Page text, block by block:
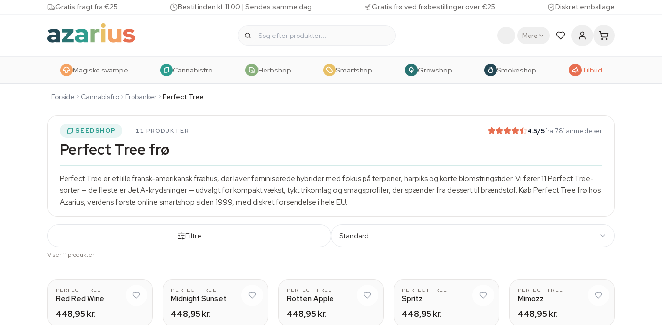
Skip to content Gratis fragt fra €25 Bestil inden kl. 11.00 | Sendes samme dag Gratis frø ved frøbestillinger over €25 Diskret emballage
Mere
Magiske svampe Cannabisfro Herbshop Smartshop Growshop Smokeshop Tilbud
Forside Cannabisfro Frobanker Perfect Tree
SEEDSHOP 11 PRODUKTER 4.5/5fra 781 anmeldelser
Perfect Tree frø
Perfect Tree er et lille fransk-amerikansk fræhus, der laver feminiserede hybrider med fokus på terpener, harpiks og korte blomstringstider. Vi fører 11 Perfect Tree-
sorter — de fleste er Jet A-krydsninger — udvalgt for kompakt vækst, tykt trikomlag og smagsprofiler, der spænder fra dessert til brændstof. Køb Perfect Tree frø hos
Azarius, verdens første online smartshop siden 1999, med diskret forsendelse i hele EU.
Filtre Standard
Viser 11 produkter
PERFECT TREE
Red Red Wine
448,95 kr.
PERFECT TREE
Midnight Sunset
448,95 kr.
PERFECT TREE
Rotten Apple
448,95 kr.
PERFECT TREE
Spritz
448,95 kr.
PERFECT TREE
Mimozz
448,95 kr.